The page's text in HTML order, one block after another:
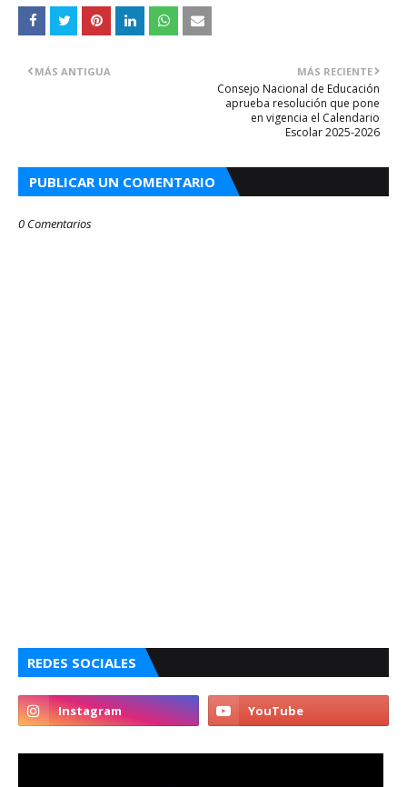
MÁS RECIENTE
Consejo Nacional de Educación
aprueba resolución que pone
en vigencia el Calendario
Escolar 2025-2026
MÁS ANTIGUA
PUBLICAR UN COMENTARIO
0 Comentarios
REDES SOCIALES